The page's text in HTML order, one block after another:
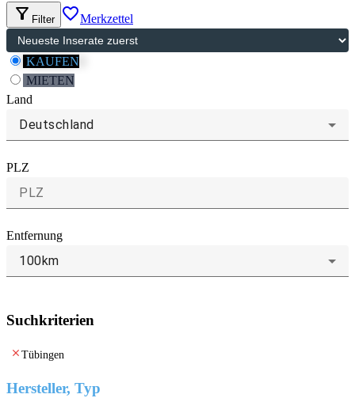
filter_alt Filter favorite_borderMerkzettel
KAUFEN
MIETEN
Land
Deutschland
PLZ
Entfernung
100km
Suchkriterien
clear Tübingen
Hersteller, Typ